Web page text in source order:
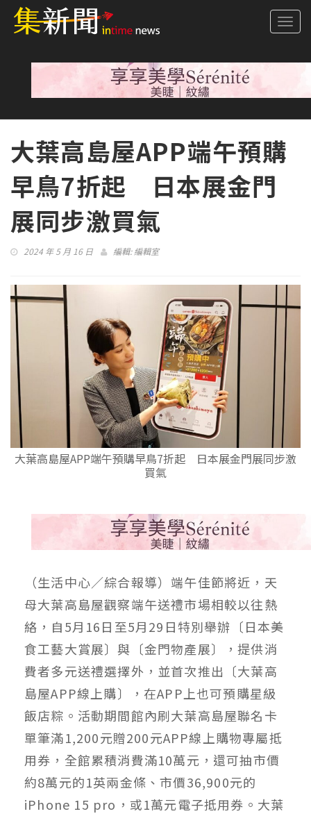
大葉高島屋APP端午預購
早鳥7折起 日本展金門
展同步激買氣
2024 年 5 月 16 日 編輯:編輯室
大葉高島屋APP端午預購早鳥7折起 日本展金門展同步激
買氣
（生活中心／綜合報導）端午佳節將近，天
母大葉高島屋觀察端午送禮市場相較以往熱
絡，自5月16日至5月29日特別舉辦〔日本美
食工藝大賞展〕與〔金門物產展〕，提供消
費者多元送禮選擇外，並首次推出〔大葉高
島屋APP線上購〕，在APP上也可預購星級
飯店粽。活動期間館內刷大葉高島屋聯名卡
單筆滿1,200元贈200元APP線上購物專屬抵
用券，全館累積消費滿10萬元，還可抽市價
約8萬元的1英兩金條、市價36,900元的
iPhone 15 pro，或1萬元電子抵用券。大葉